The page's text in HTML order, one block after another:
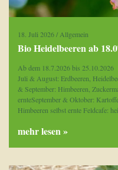
18. Juli 2026/Allgemein
Bio Heidelbeeren ab
Ab dem 18.7.2026 bis
Juli & August: Erdbeeren,
& September: Himbeeren,
ernteSeptember & Oktober:
Himbeeren selbst ernte Feldcafe:
mehr lesen »